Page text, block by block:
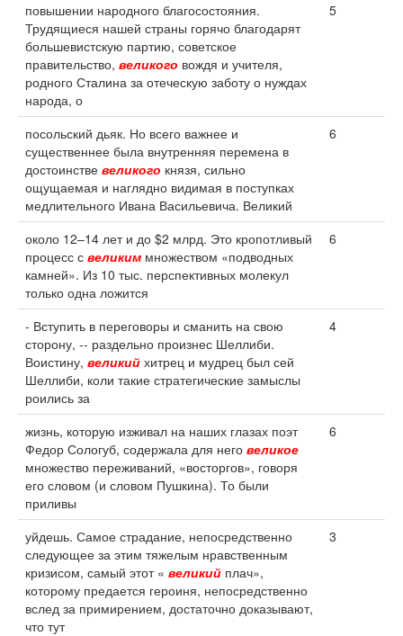
повышении народного благосостояния.
Трудящиеся нашей страны горячо благодарят
большевистскую партию, советское
правительство, великого вождя и учителя,
родного Сталина за отеческую заботу о нуждах
народа, о
5
посольский дьяк. Но всего важнее и
существеннее была внутренняя перемена в
достоинстве великого князя, сильно
ощущаемая и наглядно видимая в поступках
медлительного Ивана Васильевича. Великий
6
около 12–14 лет и до $2 млрд. Это кропотливый
процесс с великим множеством «подводных
камней». Из 10 тыс. перспективных молекул
только одна ложится
6
- Вступить в переговоры и сманить на свою
сторону, -- раздельно произнес Шеллиби.
Воистину, великий хитрец и мудрец был сей
Шеллиби, коли такие стратегические замыслы
роились за
4
жизнь, которую изживал на наших глазах поэт
Федор Сологуб, содержала для него великое
множество переживаний, «восторгов», говоря
его словом (и словом Пушкина). То были
приливы
6
уйдешь. Самое страдание, непосредственно
следующее за этим тяжелым нравственным
кризисом, самый этот « великий плач»,
которому предается героиня, непосредственно
вслед за примирением, достаточно доказывают,
что тут
3